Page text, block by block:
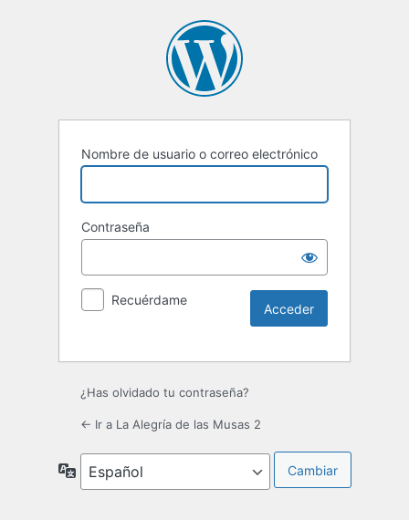
Nombre de usuario o correo electrónico
Contraseña
Recuérdame
¿Has olvidado tu contraseña?
← Ir a La Alegría de las Musas 2
Idioma